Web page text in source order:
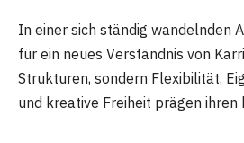
In einer sich ständig wandelnden
für ein neues Verständnis von
Strukturen, sondern Flexibilität,
und kreative Freiheit prägen